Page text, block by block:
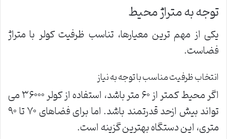
توجه به متراژ محیط
یکی از مهم ترین معیارها، تناسب ظرفیت کولر با متراژ
فضاست.
انتخاب ظرفیت مناسب با توجه به نیاز
اگر محیط کمتر از ۶۰ متر باشد، استفاده از کولر ۳۶۰۰۰ می
تواند بیش ازحد قدرتمند باشد. اما برای فضاهای ۷۰ تا ۹۰
متری، این دستگاه بهترین گزینه است.